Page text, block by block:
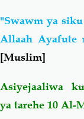
"Swawm ya
Allaah Ayafute
[Muslim]
Asiyejaaliwa
ya tarehe 10 Al-